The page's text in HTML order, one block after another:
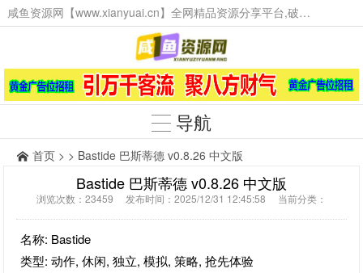
咸鱼资源网【www.xianyuai.cn】全网精品资源分享平台,破解软件,技术源码,火爆项目,工具辅助,这里无所不有。
导航
首页 > > Bastide 巴斯蒂德 v0.8.26 中文版
Bastide 巴斯蒂德 v0.8.26 中文版
浏览次数：23459 发布时间：2025/12/31 12:45:58 当前分类：
名称: Bastide
类型: 动作, 休闲, 独立, 模拟, 策略, 抢先体验